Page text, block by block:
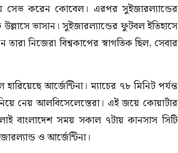
সেভ করেন কোবেল। এরপর সুইজারল্যান্ডের
ভাসান। সুইজারল্যান্ডের ফুটবল ইতিহাসে
নিজেরা বিশ্বকাপের স্বাগতিক ছিল, সেবার
আর্জেন্টিনা। ম্যাচের ৭৮ মিনিট পর্যন্ত
নেয় আলবিসেলেস্তেরা। এই জয়ে কোয়ার্টার
বাংলাদেশ সময় সকাল ৭টায় কানসাস সিটি
ও আর্জেন্টিনা।